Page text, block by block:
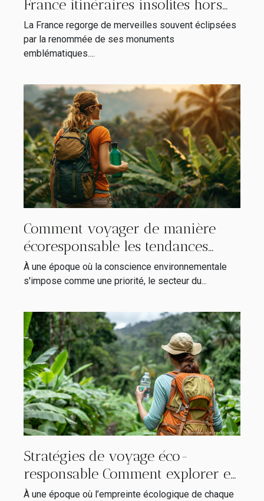
France itinéraires insolites hors
des sentiers battus
La France regorge de merveilles souvent éclipsées
par la renommée de ses monuments
emblématiques....
Comment voyager de manière
écoresponsable les tendances
émergentes en matière de
tourisme durable
À une époque où la conscience environnementale
s'impose comme une priorité, le secteur du...
Stratégies de voyage éco-
responsable Comment explorer en
préservant la planète
À une époque où l’empreinte écologique de chaque